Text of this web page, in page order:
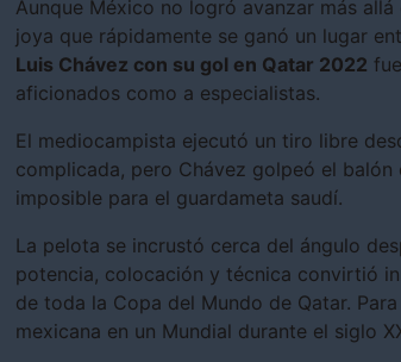
Aunque México no logró avanzar más
joya que rápidamente se ganó un lugar
Luis Chávez con su gol en Qatar 2022
aficionados como a especialistas.
El mediocampista ejecutó un tiro libre
complicada, pero Chávez golpeó el
imposible para el guardameta saudí.
La pelota se incrustó cerca del ángulo
potencia, colocación y técnica convirtió
de toda la Copa del Mundo de Qatar.
mexicana en un Mundial durante el siglo